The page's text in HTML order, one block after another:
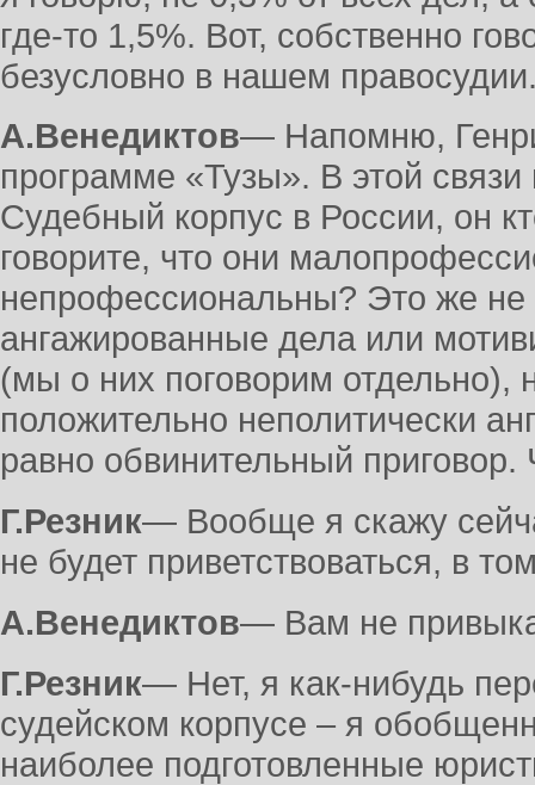
где-то 1,5%. Вот, собственно
безусловно в нашем
А.Венедиктов― Напомню,
программе «Тузы». В этой связи
Судебный корпус в России, он
говорите, что они
непрофессиональны? Это же не
ангажированные дела или
(мы о них поговорим отдельно),
положительно неполитически
равно обвинительный приговор.
Г.Резник― Вообще я скажу
не будет приветствоваться, в
А.Венедиктов― Вам не
Г.Резник― Нет, я как-нибудь
судейском корпусе – я
наиболее подготовленные